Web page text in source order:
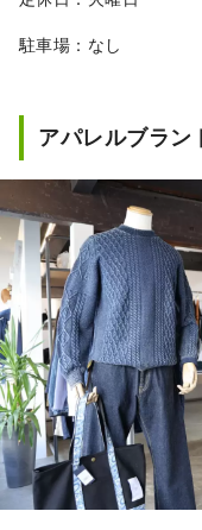
駐車場：なし
アパレルブラン